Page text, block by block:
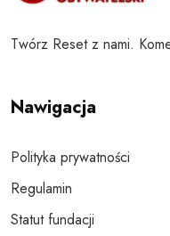
Twórz Reset z nami.
Nawigacja
Polityka prywatności
Regulamin
Statut fundacji